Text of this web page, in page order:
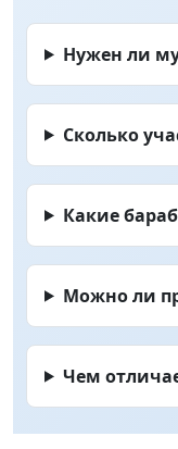
Нужен ли
Сколько
Какие
Можно ли
Чем